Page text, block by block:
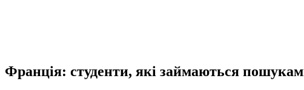
Франція: студенти, які займаються